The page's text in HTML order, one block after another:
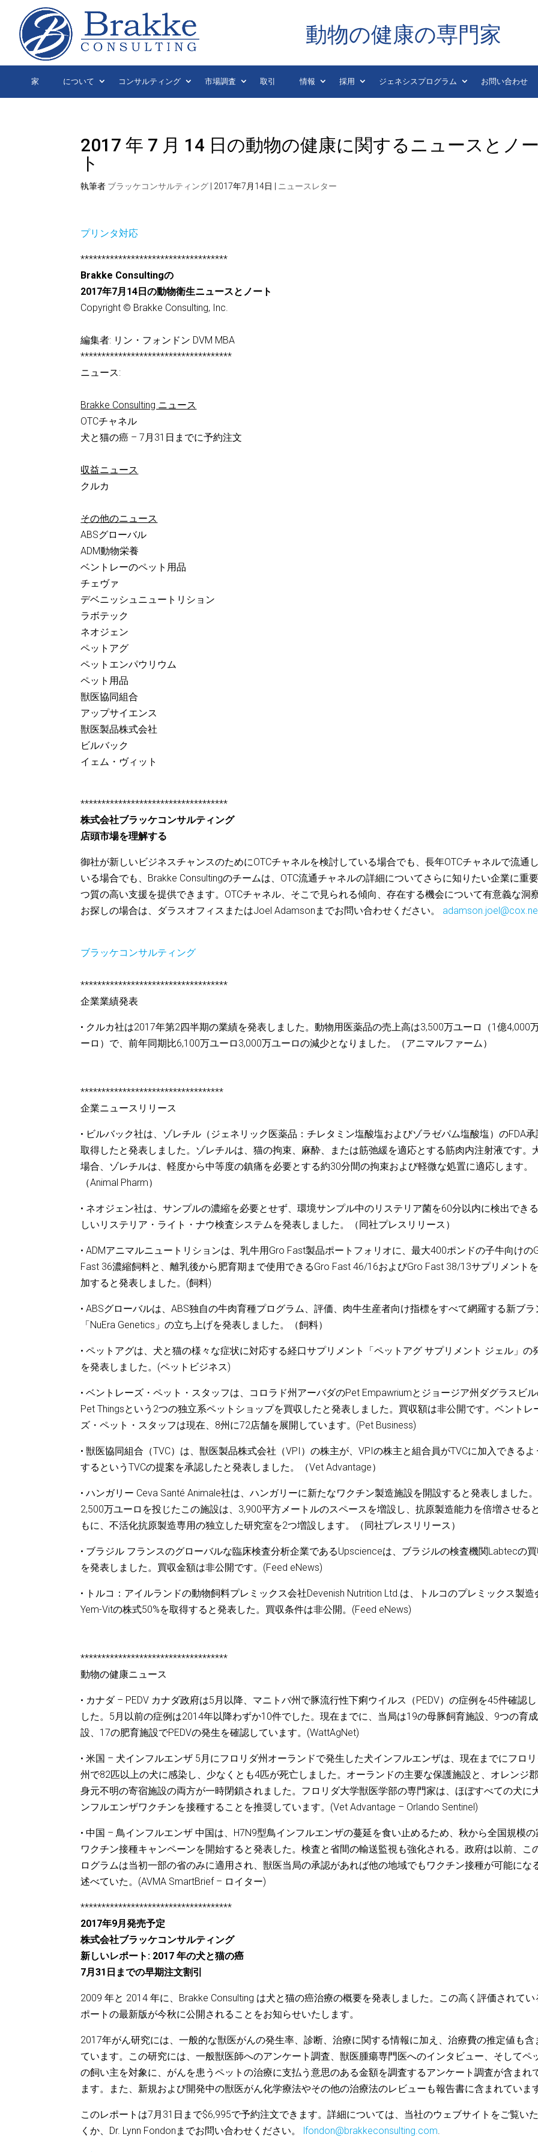
動物の健康の専門家
家 について コンサルティング 市場調査 取引 情報 採用 ジェネシスプログラム お問い合わせ
2017 年 7 月 14 日の動物の健康に関するニュースとノー
ト
執筆者 ブラッケコンサルティング 2017年7月14日 ニュースレター
プリンタ対応
***********************************
Brakke Consultingの
2017年7月14日の動物衛生ニュースとノート
Copyright © Brakke Consulting, Inc.
編集者: リン・フォンドン DVM MBA
************************************
ニュース:
Brakke Consulting ニュース
OTCチャネル
犬と猫の癌 – 7月31日までに予約注文
収益ニュース
クルカ
その他のニュース
ABSグローバル
ADM動物栄養
ベントレーのペット用品
チェヴァ
デベニッシュニュートリション
ラボテック
ネオジェン
ペットアグ
ペットエンパウリウム
ペット用品
獣医協同組合
アップサイエンス
獣医製品株式会社
ビルバック
イェム・ヴィット
***********************************
株式会社ブラッケコンサルティング
店頭市場を理解する
御社が新しいビジネスチャンスのためにOTCチャネルを検討している場合でも、長年OTCチャネルで流通
いる場合でも、Brakke Consultingのチームは、OTC流通チャネルの詳細についてさらに知りたい企業に重
つ質の高い支援を提供できます。OTCチャネル、そこで見られる傾向、存在する機会について有意義な洞
お探しの場合は、ダラスオフィスまたはJoel Adamsonまでお問い合わせください。
ブラッケコンサルティング
***********************************
企業業績発表
• クルカ社は2017年第2四半期の業績を発表しました。動物用医薬品の売上高は3,500万ユーロ（1億4,000
ーロ）で、前年同期比6,100万ユーロ3,000万ユーロの減少となりました。（アニマルファーム）
**********************************
企業ニュースリリース
• ビルバック社は、ゾレチル（ジェネリック医薬品：チレタミン塩酸塩およびゾラゼパム塩酸塩）のFDA承
取得したと発表しました。ゾレチルは、猫の拘束、麻酔、または筋弛緩を適応とする筋肉内注射液です。
場合、ゾレチルは、軽度から中等度の鎮痛を必要とする約30分間の拘束および軽微な処置に適応します。
（Animal Pharm）
• ネオジェン社は、サンプルの濃縮を必要とせず、環境サンプル中のリステリア菌を60分以内に検出でき
しいリステリア・ライト・ナウ検査システムを発表しました。（同社プレスリリース）
• ADMアニマルニュートリションは、乳牛用Gro Fast製品ポートフォリオに、最大400ポンドの子牛向けの
Fast 36濃縮飼料と、離乳後から肥育期まで使用できるGro Fast 46/16およびGro Fast 38/13サプリメント
加すると発表しました。(飼料)
• ABSグローバルは、ABS独自の牛肉育種プログラム、評価、肉牛生産者向け指標をすべて網羅する新ブラ
「NuEra Genetics」の立ち上げを発表しました。（飼料）
• ペットアグは、犬と猫の様々な症状に対応する経口サプリメント「ペットアグ サプリメント ジェル」の
を発表しました。(ペットビジネス)
• ベントレーズ・ペット・スタッフは、コロラド州アーバダのPet Empawriumとジョージア州ダグラスビ
Pet Thingsという2つの独立系ペットショップを買収したと発表しました。買収額は非公開です。ベントレ
ズ・ペット・スタッフは現在、8州に72店舗を展開しています。(Pet Business)
• 獣医協同組合（TVC）は、獣医製品株式会社（VPI）の株主が、VPIの株主と組合員がTVCに加入できるよ
するというTVCの提案を承認したと発表しました。（Vet Advantage）
• ハンガリー Ceva Santé Animale社は、ハンガリーに新たなワクチン製造施設を開設すると発表しました。
2,500万ユーロを投じたこの施設は、3,900平方メートルのスペースを増設し、抗原製造能力を倍増させる
もに、不活化抗原製造専用の独立した研究室を2つ増設します。（同社プレスリリース）
• ブラジル フランスのグローバルな臨床検査分析企業であるUpscienceは、ブラジルの検査機関Labtecの
を発表しました。買収金額は非公開です。(Feed eNews)
• トルコ：アイルランドの動物飼料プレミックス会社Devenish Nutrition Ltd.は、トルコのプレミックス製造
Yem-Vitの株式50%を取得すると発表した。買収条件は非公開。(Feed eNews)
***********************************
動物の健康ニュース
• カナダ – PEDV カナダ政府は5月以降、マニトバ州で豚流行性下痢ウイルス（PEDV）の症例を45件確認し
した。5月以前の症例は2014年以降わずか10件でした。現在までに、当局は19の母豚飼育施設、9つの育
設、17の肥育施設でPEDVの発生を確認しています。(WattAgNet)
• 米国 – 犬インフルエンザ 5月にフロリダ州オーランドで発生した犬インフルエンザは、現在までにフロ
州で82匹以上の犬に感染し、少なくとも4匹が死亡しました。オーランドの主要な保護施設と、オレンジ
身元不明の寄宿施設の両方が一時閉鎖されました。フロリダ大学獣医学部の専門家は、ほぼすべての犬に
ンフルエンザワクチンを接種することを推奨しています。(Vet Advantage – Orlando Sentinel)
• 中国 – 鳥インフルエンザ 中国は、H7N9型鳥インフルエンザの蔓延を食い止めるため、秋から全国規模の
ワクチン接種キャンペーンを開始すると発表した。検査と省間の輸送監視も強化される。政府は以前、こ
ログラムは当初一部の省のみに適用され、獣医当局の承認があれば他の地域でもワクチン接種が可能にな
述べていた。(AVMA SmartBrief – ロイター)
************************************
2017年9月発売予定
株式会社ブラッケコンサルティング
新しいレポート: 2017 年の犬と猫の癌
7月31日までの早期注文割引
2009 年と 2014 年に、Brakke Consulting は犬と猫の癌治療の概要を発表しました。この高く評価されてい
ポートの最新版が今秋に公開されることをお知らせいたします。
2017年がん研究には、一般的な獣医がんの発生率、診断、治療に関する情報に加え、治療費の推定値も含
ています。この研究には、一般獣医師へのアンケート調査、獣医腫瘍専門医へのインタビュー、そしてペ
の飼い主を対象に、がんを患うペットの治療に支払う意思のある金額を調査するアンケート調査が含まれ
ます。また、新規および開発中の獣医がん化学療法やその他の治療法のレビューも報告書に含まれていま
このレポートは7月31日まで$6,995で予約注文できます。詳細については、当社のウェブサイトをご覧い
くか、Dr. Lynn Fondonまでお問い合わせください。 lfondon@brakkeconsulting.com.